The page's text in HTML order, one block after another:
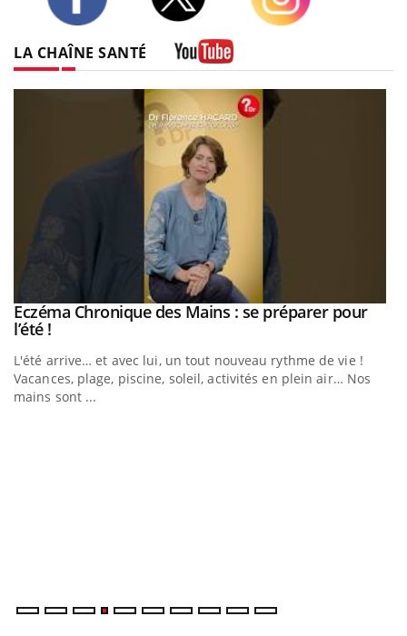
LA CHAÎNE SANTÉ
Youtube
Eczéma Chronique des Mains : se préparer pour
l’été !Youtube
L'été arrive… et avec lui, un tout nouveau rythme de vie !
Vacances, plage, piscine, soleil, activités en plein air… Nos
mains sont ...